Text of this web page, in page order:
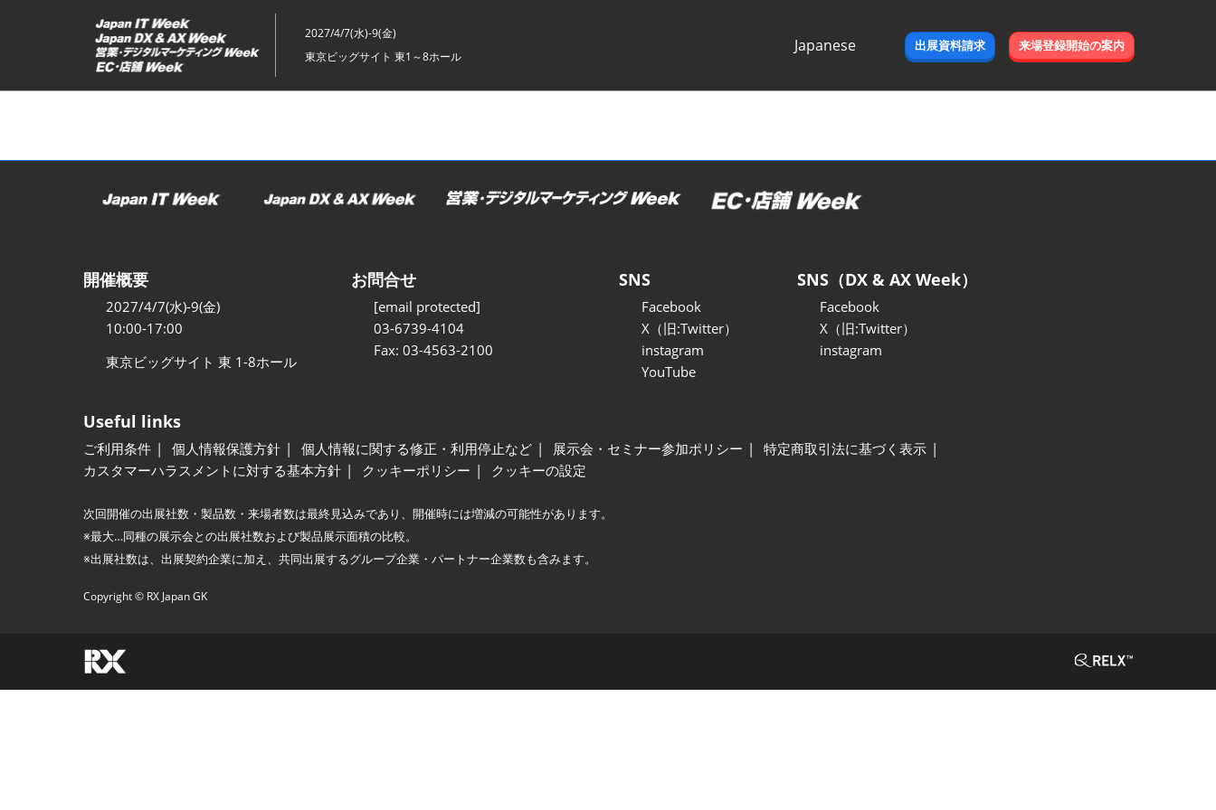
ッ
2027/4/7(水)-9(金)
東京ビッグサイト 東1～8ホール
Japanese
出展資料請求 来場登録開始の案内
開催概要
2027/4/7(水)-9(金)
10:00-17:00
東京ビッグサイト 東 1-8ホール
お問合せ
[email protected]
03-6739-4104
Fax: 03-4563-2100
SNS
Facebook
X（旧:Twitter）
instagram
YouTube
SNS（DX & AX Week）
Facebook
X（旧:Twitter）
instagram
Useful links
ご利用条件 個人情報保護方針 個人情報に関する修正・利用停止など 展示会・セミナー参加ポリシー
特定商取引法に基づく表示
カスタマーハラスメントに対する基本方針
クッキーポリシー クッキーの設定
次回開催の出展社数・製品数・来場者数は最終見込みであり、開催時には増減の可能性があります。
※最大…同種の展示会との出展社数および製品展示面積の比較。
※出展社数は、出展契約企業に加え、共同出展するグループ企業・パートナー企業数も含みます。
Copyright © RX Japan GK